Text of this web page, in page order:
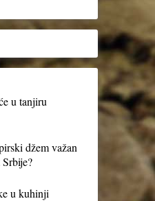
u tanjiru
džem važan
u kuhinji